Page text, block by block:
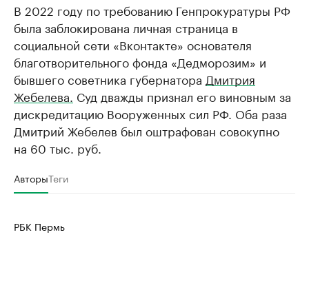
В 2022 году по требованию Генпрокуратуры РФ
была заблокирована личная страница в
социальной сети «Вконтакте» основателя
благотворительного фонда «Дедморозим» и
бывшего советника губернатора Дмитрия
Жебелева. Суд дважды признал его виновным за
дискредитацию Вооруженных сил РФ. Оба раза
Дмитрий Жебелев был оштрафован совокупно
на 60 тыс. руб.
АвторыТеги
РБК Пермь